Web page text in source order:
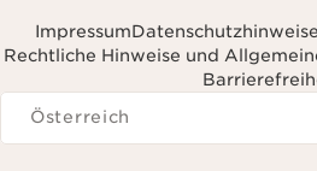
Impressum
Rechtliche Hinweise und
Navigieren zu
Österreich